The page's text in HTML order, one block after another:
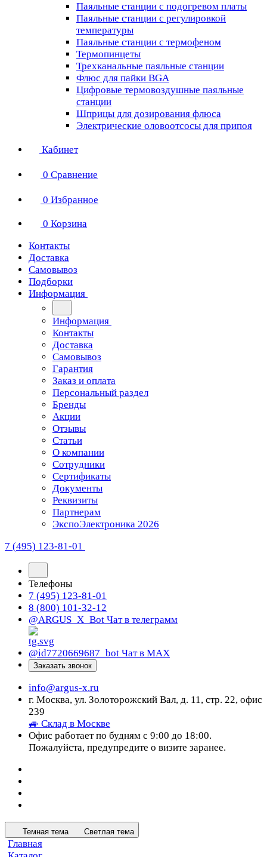
Паяльные станции с подогревом платы
Паяльные станции с регулировкой
температуры
Паяльные станции с термофеном
Термопинцеты
Трехканальные паяльные станции
Флюс для пайки BGA
Цифровые термовоздушные паяльные
станции
Шприцы для дозирования флюса
Электрические оловоотсосы для припоя
Кабинет
0 Сравнение
0 Избранное
0 Корзина
Контакты
Доставка
Самовывоз
Подборки
Информация
Информация
Контакты
Доставка
Самовывоз
Гарантия
Заказ и оплата
Персональный раздел
Бренды
Акции
Отзывы
Статьи
О компании
Сотрудники
Сертификаты
Документы
Реквизиты
Партнерам
ЭкспоЭлектроника 2026
7 (495) 123-81-01
Телефоны
7 (495) 123-81-01
8 (800) 101-32-12
@ARGUS_X_Bot Чат в телеграмм
@id7720669687_bot Чат в МАХ
Заказать звонок
info@argus-x.ru
г. Москва, ул. Золоторожский Вал, д. 11, стр. 22, офис
239
🚙 Склад в Москве
Офис работает по будням с 9:00 до 18:00.
Пожалуйста, предупредите о визите заранее.
Темная тема Светлая тема
Главная